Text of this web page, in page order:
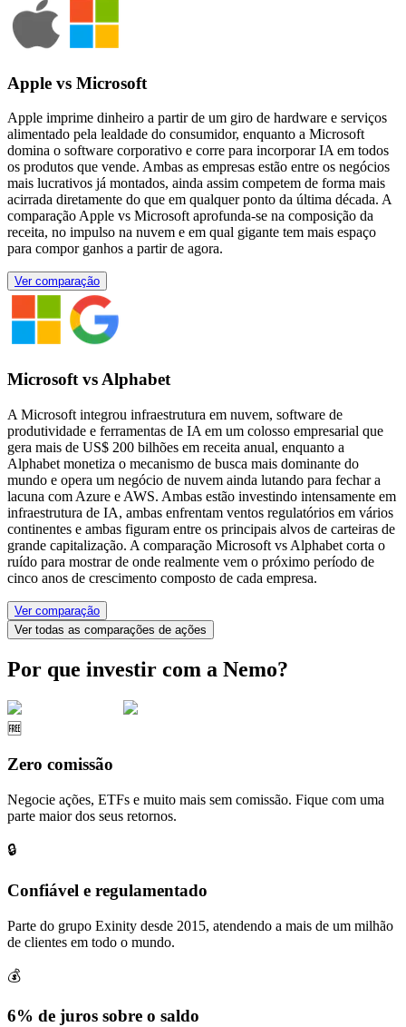
Apple vs Microsoft
Apple imprime dinheiro a partir de um giro de hardware e serviços
alimentado pela lealdade do consumidor, enquanto a Microsoft
domina o software corporativo e corre para incorporar IA em todos
os produtos que vende. Ambas as empresas estão entre os negócios
mais lucrativos já montados, ainda assim competem de forma mais
acirrada diretamente do que em qualquer ponto da última década. A
comparação Apple vs Microsoft aprofunda-se na composição da
receita, no impulso na nuvem e em qual gigante tem mais espaço
para compor ganhos a partir de agora.
Ver comparação
Microsoft vs Alphabet
A Microsoft integrou infraestrutura em nuvem, software de
produtividade e ferramentas de IA em um colosso empresarial que
gera mais de US$ 200 bilhões em receita anual, enquanto a
Alphabet monetiza o mecanismo de busca mais dominante do
mundo e opera um negócio de nuvem ainda lutando para fechar a
lacuna com Azure e AWS. Ambas estão investindo intensamente em
infraestrutura de IA, ambas enfrentam ventos regulatórios em vários
continentes e ambas figuram entre os principais alvos de carteiras de
grande capitalização. A comparação Microsoft vs Alphabet corta o
ruído para mostrar de onde realmente vem o próximo período de
cinco anos de crescimento composto de cada empresa.
Ver comparação
Ver todas as comparações de ações
Por que investir com a Nemo?
🆓
Zero comissão
Negocie ações, ETFs e muito mais sem comissão. Fique com uma
parte maior dos seus retornos.
🔒
Confiável e regulamentado
Parte do grupo Exinity desde 2015, atendendo a mais de um milhão
de clientes em todo o mundo.
💰
6% de juros sobre o saldo